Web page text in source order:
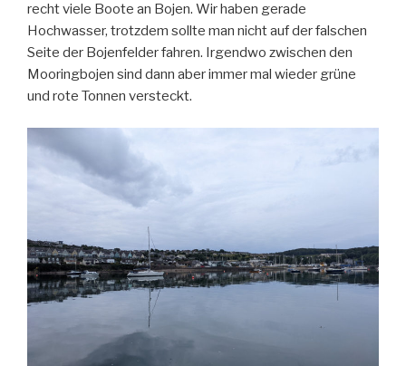
recht viele Boote an Bojen. Wir haben gerade
Hochwasser, trotzdem sollte man nicht auf der falschen
Seite der Bojenfelder fahren. Irgendwo zwischen den
Mooringbojen sind dann aber immer mal wieder grüne
und rote Tonnen versteckt.